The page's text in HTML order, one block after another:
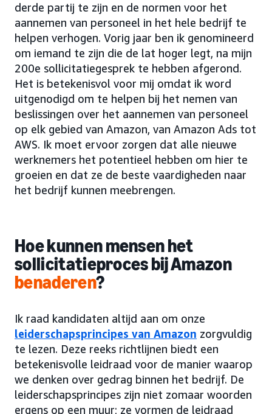
derde partij te zijn en de normen voor het
aannemen van personeel in het hele bedrijf te
helpen verhogen. Vorig jaar ben ik genomineerd
om iemand te zijn die de lat hoger legt, na mijn
200e sollicitatiegesprek te hebben afgerond.
Het is betekenisvol voor mij omdat ik word
uitgenodigd om te helpen bij het nemen van
beslissingen over het aannemen van personeel
op elk gebied van Amazon, van Amazon Ads tot
AWS. Ik moet ervoor zorgen dat alle nieuwe
werknemers het potentieel hebben om hier te
groeien en dat ze de beste vaardigheden naar
het bedrijf kunnen meebrengen.
Hoe kunnen mensen het
sollicitatieproces bij Amazon
benaderen?
Ik raad kandidaten altijd aan om onze
leiderschapsprincipes van Amazon zorgvuldig
te lezen. Deze reeks richtlijnen biedt een
betekenisvolle leidraad voor de manier waarop
we denken over gedrag binnen het bedrijf. De
leiderschapsprincipes zijn niet zomaar woorden
ergens op een muur; ze vormen de leidraad